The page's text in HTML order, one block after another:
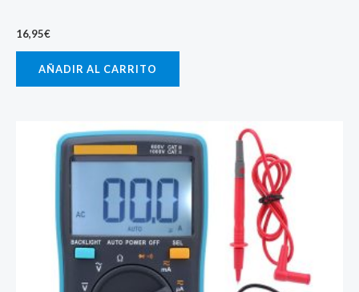
16,95€
AÑADIR AL CARRITO